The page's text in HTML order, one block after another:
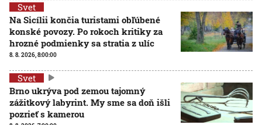
Svet
Na Sicílii končia turistami obľúbené
konské povozy. Po rokoch kritiky za
hrozné podmienky sa stratia z ulíc
8. 8. 2026, 8:00:00
Svet
Brno ukrýva pod zemou tajomný
zážitkový labyrint. My sme sa doň išli
pozrieť s kamerou